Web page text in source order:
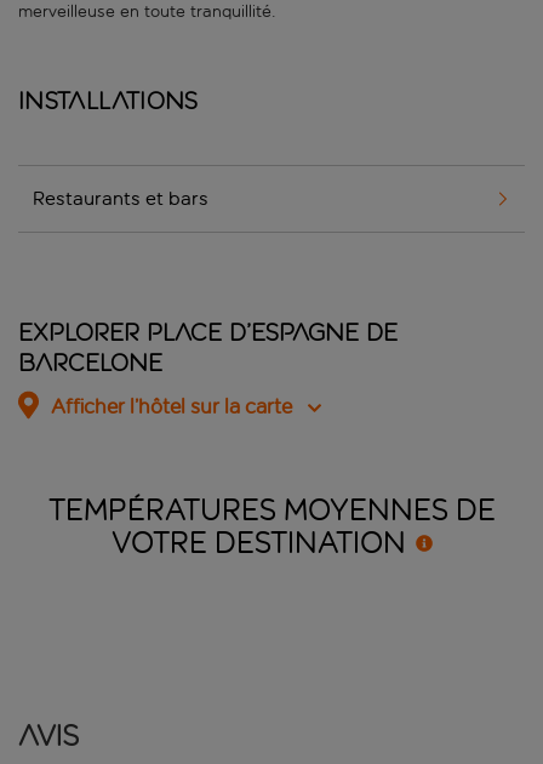
merveilleuse en toute tranquillité.
Installations
Restaurants et bars
Explorer Place d’Espagne de
Barcelone
Afficher l’hôtel sur la carte
TEMPÉRATURES MOYENNES DE
VOTRE DESTINATION
Avis